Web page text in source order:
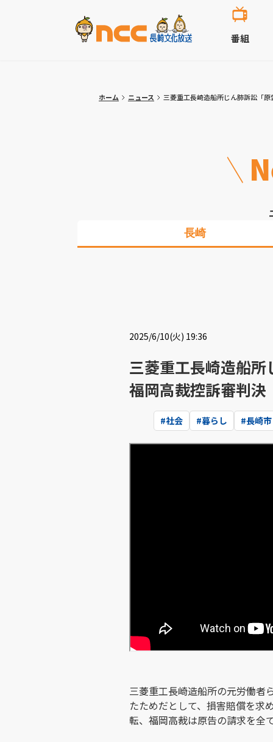
番組
ホーム ニュース 三菱重工長崎造船所じん肺訴訟「
長崎
2025/6/10(火) 19:36
三菱重工長崎造船
福岡高裁控訴審判決
#社会 #暮らし #長崎市
三菱重工長崎造船所の元労働者
たためだとして、損害賠償を求
転、福岡高裁は原告の請求を全